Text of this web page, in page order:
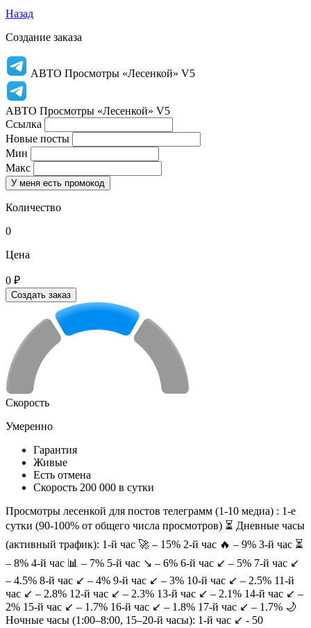
Назад
Создание заказа
АВТО Просмотры «Лесенкой» V5
АВТО Просмотры «Лесенкой» V5
Ссылка
Новые посты
Мин
Макс
У меня есть промокод
Количество
0
Цена
0 ₽
Создать заказ
Скорость
Умеренно
Гарантия
Живые
Есть отмена
Скорость 200 000 в сутки
Просмотры лесенкой для постов телеграмм (1-10 медиа) : 1-е
сутки (90-100% от общего числа просмотров) ⏳ Дневные часы
(активный трафик): 1-й час 🚀 – 15% 2-й час 🔥 – 9% 3-й час ⏳
– 8% 4-й час 📊 – 7% 5-й час ↘️ – 6% 6-й час ↙️ – 5% 7-й час ↙️
– 4.5% 8-й час ↙️ – 4% 9-й час ↙️ – 3% 10-й час ↙️ – 2.5% 11-й
час ↙️ – 2.8% 12-й час ↙️ – 2.3% 13-й час ↙️ – 2.1% 14-й час ↙️ –
2% 15-й час ↙️ – 1.7% 16-й час ↙️ – 1.8% 17-й час ↙️ – 1.7% 🌙
Ночные часы (1:00–8:00, 15–20-й часы): 1-й час ↙️ - 50